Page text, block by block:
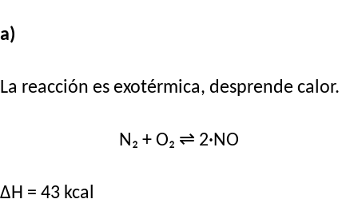
a)
La reacción es exotérmica, desprende calor.
N₂ + O₂ ⇌ 2·NO
ΔH = 43 kcal